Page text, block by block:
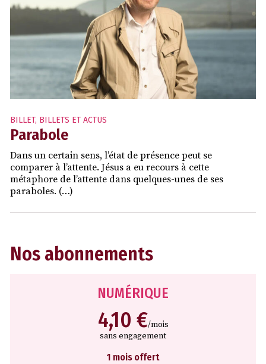
BILLET, BILLETS ET ACTUS
Parabole
Dans un certain sens, l’état de présence peut se
comparer à l’attente. Jésus a eu recours à cette
métaphore de l’attente dans quelques-unes de ses
paraboles. (…)
Nos abonnements
NUMÉRIQUE
4,10 €/mois
sans engagement
1 mois offert